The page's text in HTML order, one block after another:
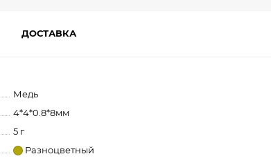
ДОСТАВКА
Медь
4*4*0.8*8мм
5 г
Разноцветный